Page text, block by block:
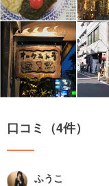
口コミ（4件）
ふうこ